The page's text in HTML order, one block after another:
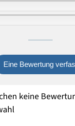
Eine Bewertung
keine